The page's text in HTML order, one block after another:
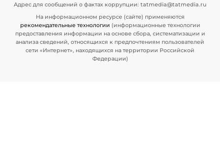
Адрес для сообщений о фактах коррупции: tatmedia@tatmedia.ru
На информационном ресурсе (сайте) применяются
рекомендательные технологии (информационные технологии
предоставления информации на основе сбора, систематизации и
анализа сведений, относящихся к предпочтениям пользователей
сети «Интернет», находящихся на территории Российской
Федерации)